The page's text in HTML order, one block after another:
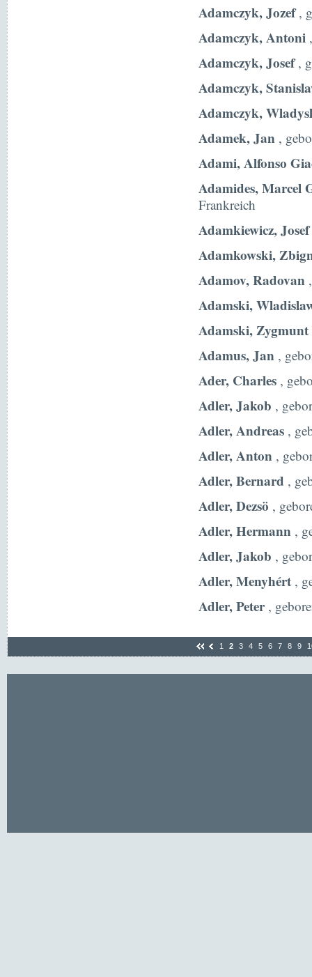
Adamczyk, Jozef,
Adamczyk, Antoni
Adamczyk, Josef,
Adamczyk,
Adamczyk,
Adamek, Jan ,
Adami, Alfonso
Adamides, Marcel
Frankreich
Adamkiewicz, Josef
Adamkowski,
Adamov, Radovan
Adamski,
Adamski, Zygmunt
Adamus, Jan ,
Ader, Charles ,
Adler, Jakob ,
Adler, Andreas ,
Adler, Anton ,
Adler, Bernard ,
Adler, Dezsö ,
Adler, Hermann ,
Adler, Jakob ,
Adler, Menyhért ,
Adler, Peter,
1 2 3 4 5 6 7 8 9